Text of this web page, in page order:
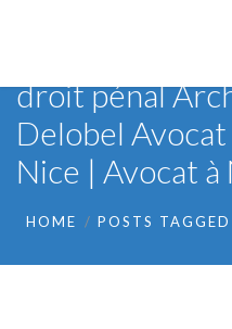
droit pénal
Delobel
Nice | Avocat à
HOME POSTS